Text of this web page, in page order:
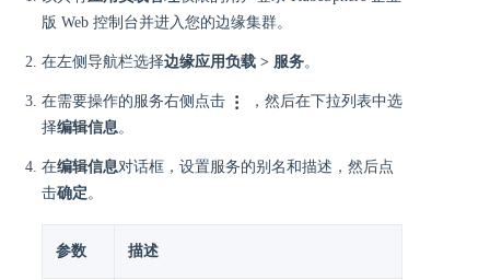
版 Web 控制台并进入您的边缘集群。
在左侧导航栏选择边缘应用负载 > 服务。
在需要操作的服务右侧点击
，然后在下拉列表中选
择编辑信息。
在编辑信息对话框，设置服务的别名和描述，然后点
击确定。
参数 描述